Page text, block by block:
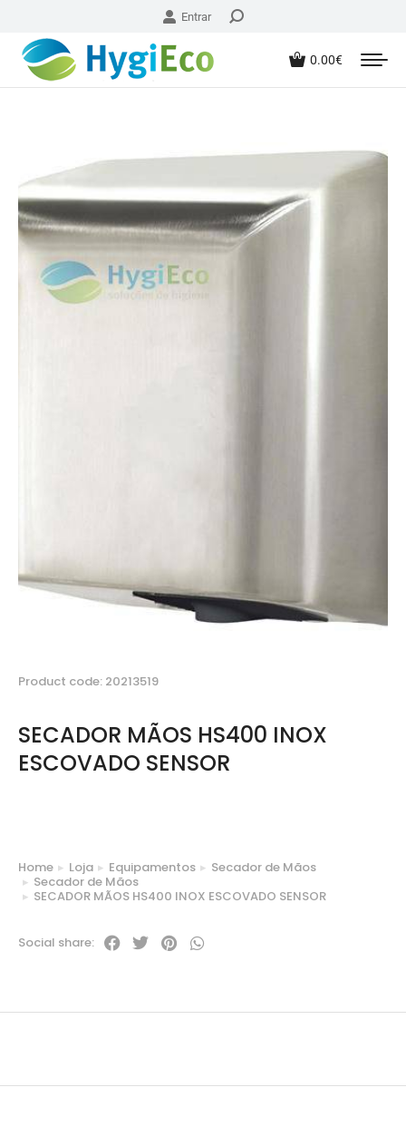
Entrar
0.00€
Product code: 20213519
SECADOR MÃOS HS400 INOX
ESCOVADO SENSOR
You are here:
Home Loja Equipamentos
Secador de Mãos
Secador de Mãos
SECADOR MÃOS HS400 INOX ESCOVADO SENSOR
Social share: